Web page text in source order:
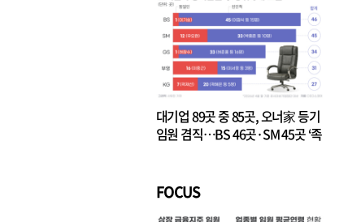
대기업 89곳 중 85곳, 오너家 등기
임원 겸직…BS 46곳·SM 45곳 ‘족
FOCUS